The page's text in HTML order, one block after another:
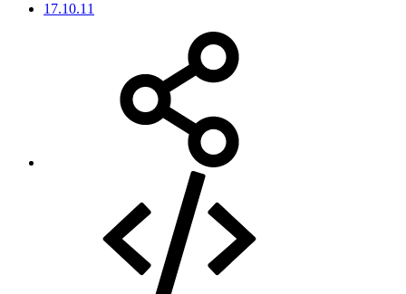
17.10.11